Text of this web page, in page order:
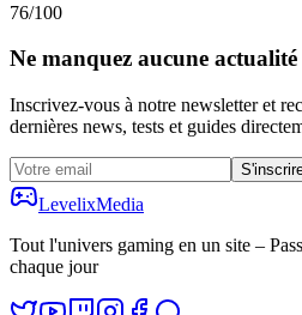
76/100
Ne manquez aucune
Inscrivez-vous à notre newsletter et
dernières news, tests et guides
LevelixMedia
Tout l'univers gaming en un site –
chaque jour